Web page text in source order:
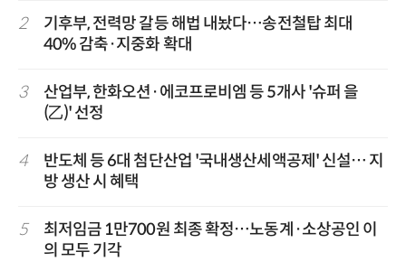
2
기후부, 전력망 갈등 해법 내놨다…송전철탑 최대
40% 감축·지중화 확대
3
산업부, 한화오션·에코프로비엠 등 5개사 '슈퍼 을
(乙)' 선정
4
반도체 등 6대 첨단산업 '국내생산세액공제' 신설… 지
방 생산 시 혜택
5
최저임금 1만700원 최종 확정…노동계·소상공인 이
의 모두 기각